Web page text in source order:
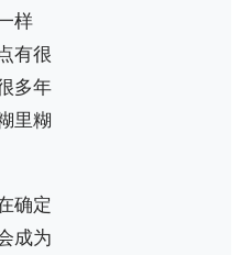
样
有很
多年
里糊
确定
成为